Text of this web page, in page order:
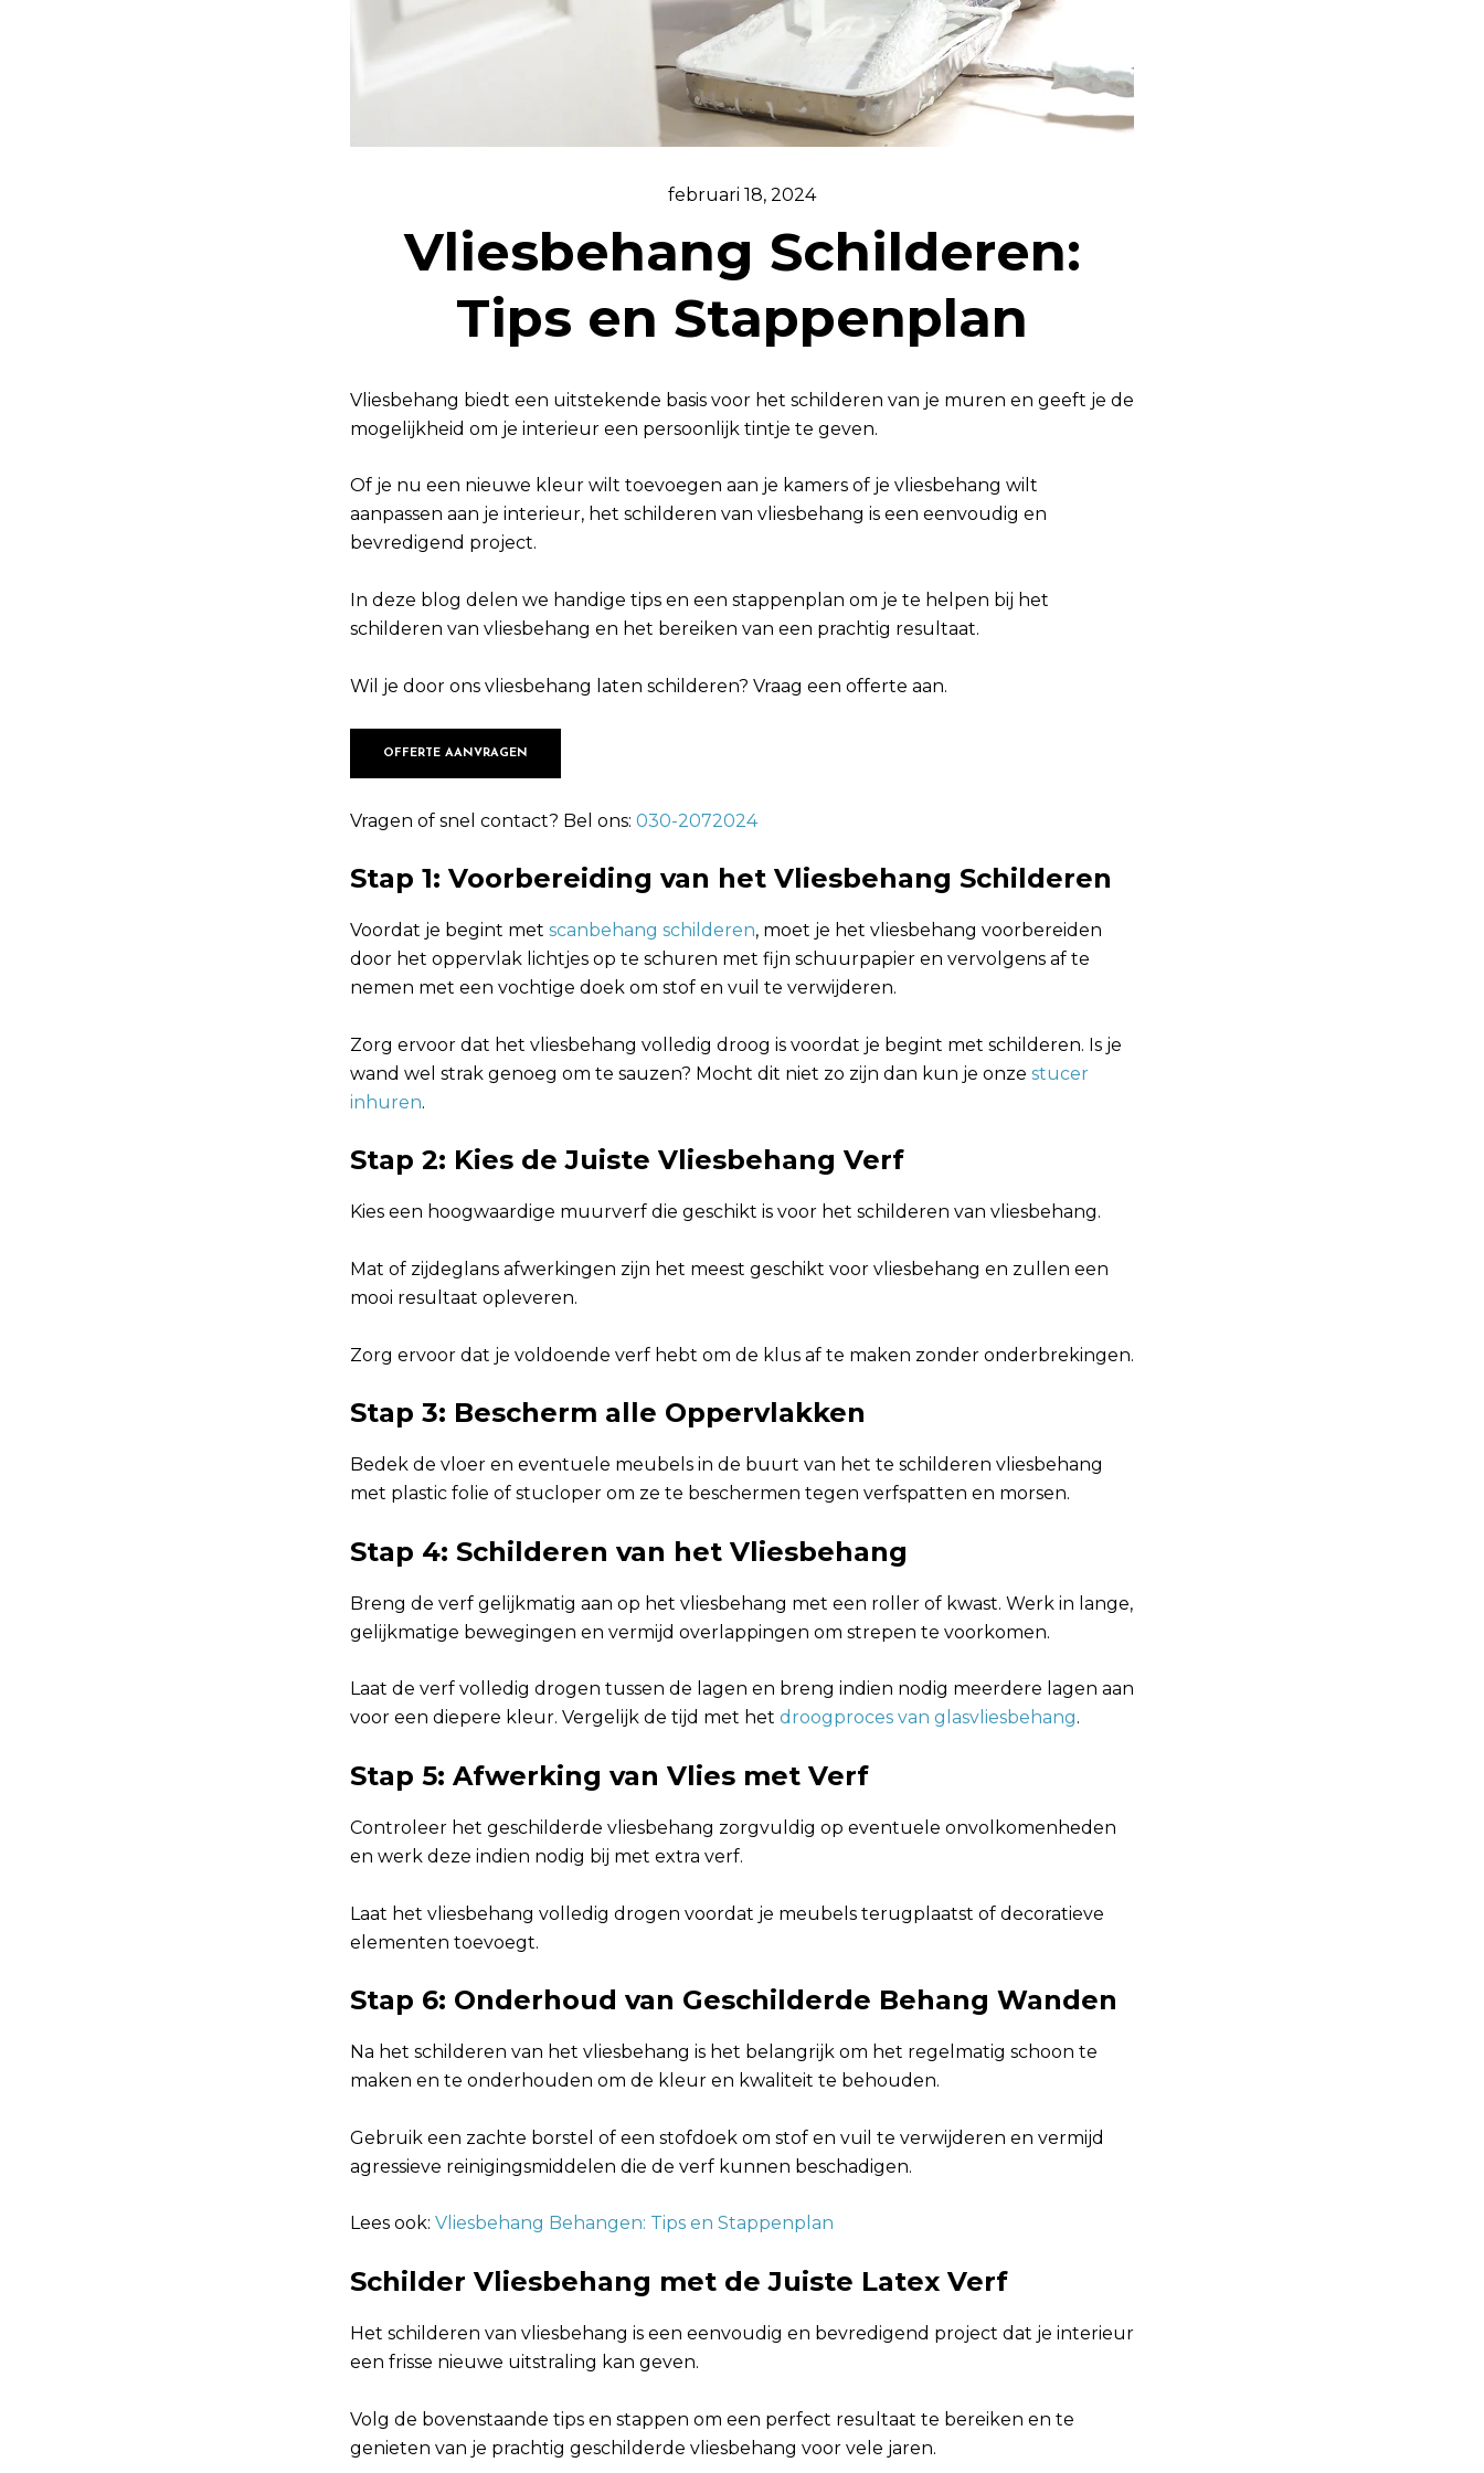
februari 18, 2024
Vliesbehang Schilderen:
Tips en Stappenplan
Vliesbehang biedt een uitstekende basis voor het schilderen van je muren en geeft je de
mogelijkheid om je interieur een persoonlijk tintje te geven.
Of je nu een nieuwe kleur wilt toevoegen aan je kamers of je vliesbehang wilt
aanpassen aan je interieur, het schilderen van vliesbehang is een eenvoudig en
bevredigend project.
In deze blog delen we handige tips en een stappenplan om je te helpen bij het
schilderen van vliesbehang en het bereiken van een prachtig resultaat.
Wil je door ons vliesbehang laten schilderen? Vraag een offerte aan.
OFFERTE AANVRAGEN
Vragen of snel contact? Bel ons: 030-2072024
Stap 1: Voorbereiding van het Vliesbehang Schilderen
Voordat je begint met scanbehang schilderen, moet je het vliesbehang voorbereiden
door het oppervlak lichtjes op te schuren met fijn schuurpapier en vervolgens af te
nemen met een vochtige doek om stof en vuil te verwijderen.
Zorg ervoor dat het vliesbehang volledig droog is voordat je begint met schilderen. Is je
wand wel strak genoeg om te sauzen? Mocht dit niet zo zijn dan kun je onze stucer
inhuren.
Stap 2: Kies de Juiste Vliesbehang Verf
Kies een hoogwaardige muurverf die geschikt is voor het schilderen van vliesbehang.
Mat of zijdeglans afwerkingen zijn het meest geschikt voor vliesbehang en zullen een
mooi resultaat opleveren.
Zorg ervoor dat je voldoende verf hebt om de klus af te maken zonder onderbrekingen.
Stap 3: Bescherm alle Oppervlakken
Bedek de vloer en eventuele meubels in de buurt van het te schilderen vliesbehang
met plastic folie of stucloper om ze te beschermen tegen verfspatten en morsen.
Stap 4: Schilderen van het Vliesbehang
Breng de verf gelijkmatig aan op het vliesbehang met een roller of kwast. Werk in lange,
gelijkmatige bewegingen en vermijd overlappingen om strepen te voorkomen.
Laat de verf volledig drogen tussen de lagen en breng indien nodig meerdere lagen aan
voor een diepere kleur. Vergelijk de tijd met het droogproces van glasvliesbehang.
Stap 5: Afwerking van Vlies met Verf
Controleer het geschilderde vliesbehang zorgvuldig op eventuele onvolkomenheden
en werk deze indien nodig bij met extra verf.
Laat het vliesbehang volledig drogen voordat je meubels terugplaatst of decoratieve
elementen toevoegt.
Stap 6: Onderhoud van Geschilderde Behang Wanden
Na het schilderen van het vliesbehang is het belangrijk om het regelmatig schoon te
maken en te onderhouden om de kleur en kwaliteit te behouden.
Gebruik een zachte borstel of een stofdoek om stof en vuil te verwijderen en vermijd
agressieve reinigingsmiddelen die de verf kunnen beschadigen.
Lees ook: Vliesbehang Behangen: Tips en Stappenplan
Schilder Vliesbehang met de Juiste Latex Verf
Het schilderen van vliesbehang is een eenvoudig en bevredigend project dat je interieur
een frisse nieuwe uitstraling kan geven.
Volg de bovenstaande tips en stappen om een perfect resultaat te bereiken en te
genieten van je prachtig geschilderde vliesbehang voor vele jaren.